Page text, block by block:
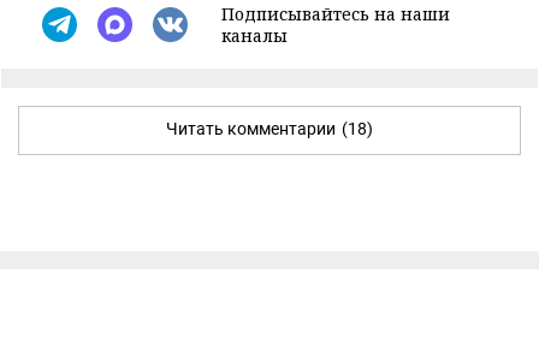
Подписывайтесь на наши
каналы
Читать комментарии (18)